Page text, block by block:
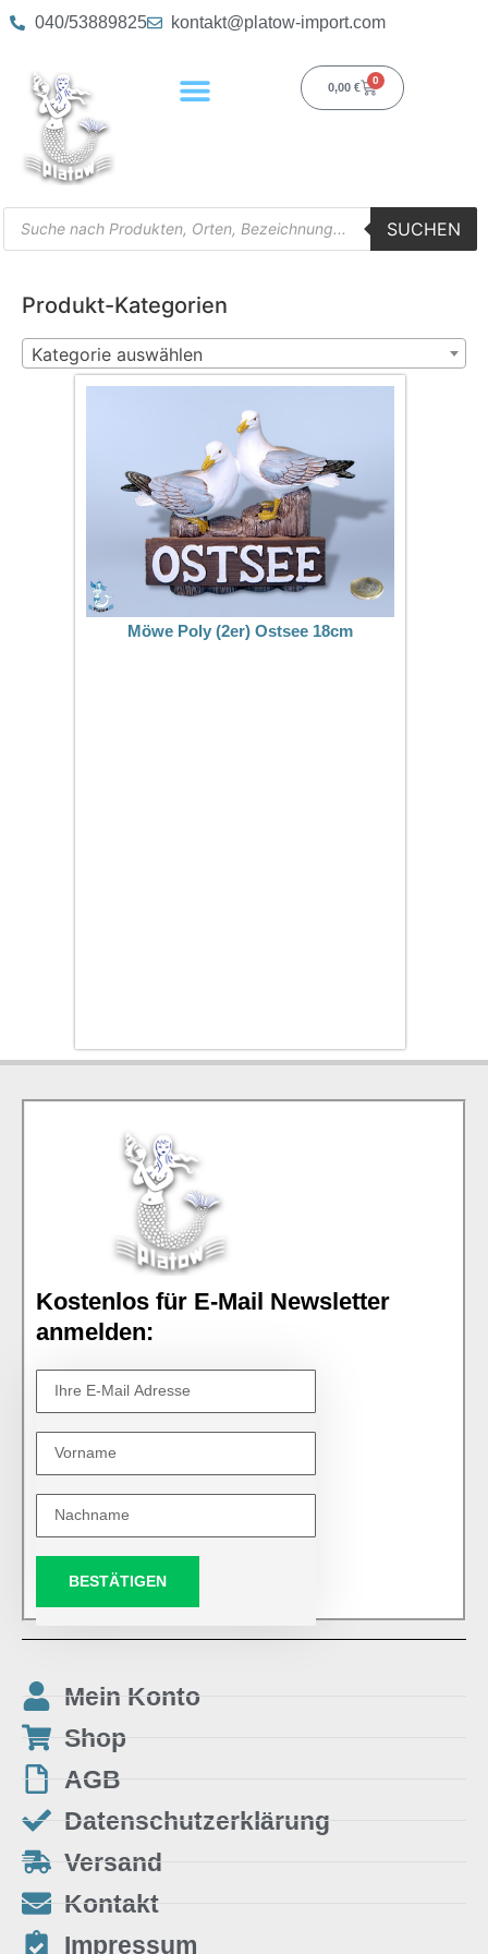
040/53889825 kontakt@platow-import.com
0,00 €
0
SUCHEN
Produkt-Kategorien
Kategorie auswählen
Möwe Poly (2er) Ostsee 18cm
Kostenlos für E-Mail Newsletter
anmelden:
BESTÄTIGEN
Mein Konto
Shop
AGB
Datenschutzerklärung
Versand
Kontakt
Impressum